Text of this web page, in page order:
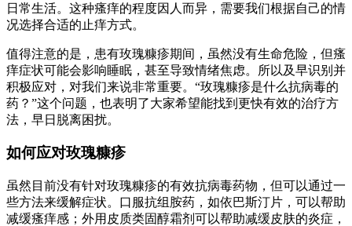
日常生活。这种瘙痒的程度因人而异，需要我们根据自己的情
况选择合适的止痒方式。
值得注意的是，患有玫瑰糠疹期间，虽然没有生命危险，但瘙
痒症状可能会影响睡眠，甚至导致情绪焦虑。所以及早识别并
积极应对，对我们来说非常重要。“玫瑰糠疹是什么抗病毒的
药？”这个问题，也表明了大家希望能找到更快有效的治疗方
法，早日脱离困扰。
如何应对玫瑰糠疹
虽然目前没有针对玫瑰糠疹的有效抗病毒药物，但可以通过一
些方法来缓解症状。口服抗组胺药，如依巴斯汀片，可以帮助
减缓瘙痒感；外用皮质类固醇霜剂可以帮助减缓皮肤的炎症，